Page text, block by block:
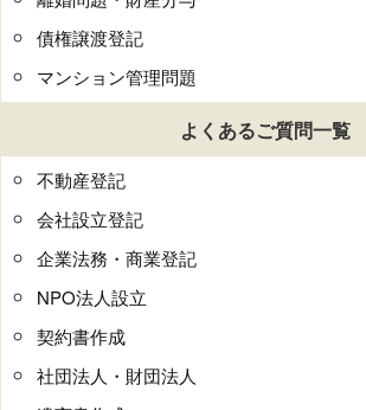
債権譲渡登記
マンション管理問題
よくあるご質問一覧
不動産登記
会社設立登記
企業法務・商業登記
NPO法人設立
契約書作成
社団法人・財団法人